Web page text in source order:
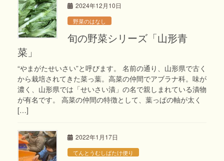
2024年12月10日
野菜のはなし
旬の野菜シリーズ「山形青
菜」
“やまがたせいさい”と呼びます。 名前の通り、山形県で古く
から栽培されてきた菜っ葉。高菜の仲間でアブラナ科。味が
濃く、山形県では「せいさい漬」の名で親しまれている漬物
が有名です。 高菜の仲間の特徴として、葉っぱの軸が太く
[…]
2022年1月17日
てんとうむしばたけ便り